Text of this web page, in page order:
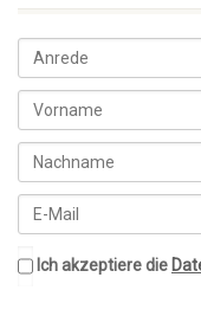
Ich akzeptiere die